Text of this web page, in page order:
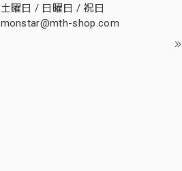
土曜日 / 日曜日 / 祝日
monstar@mth-shop.com